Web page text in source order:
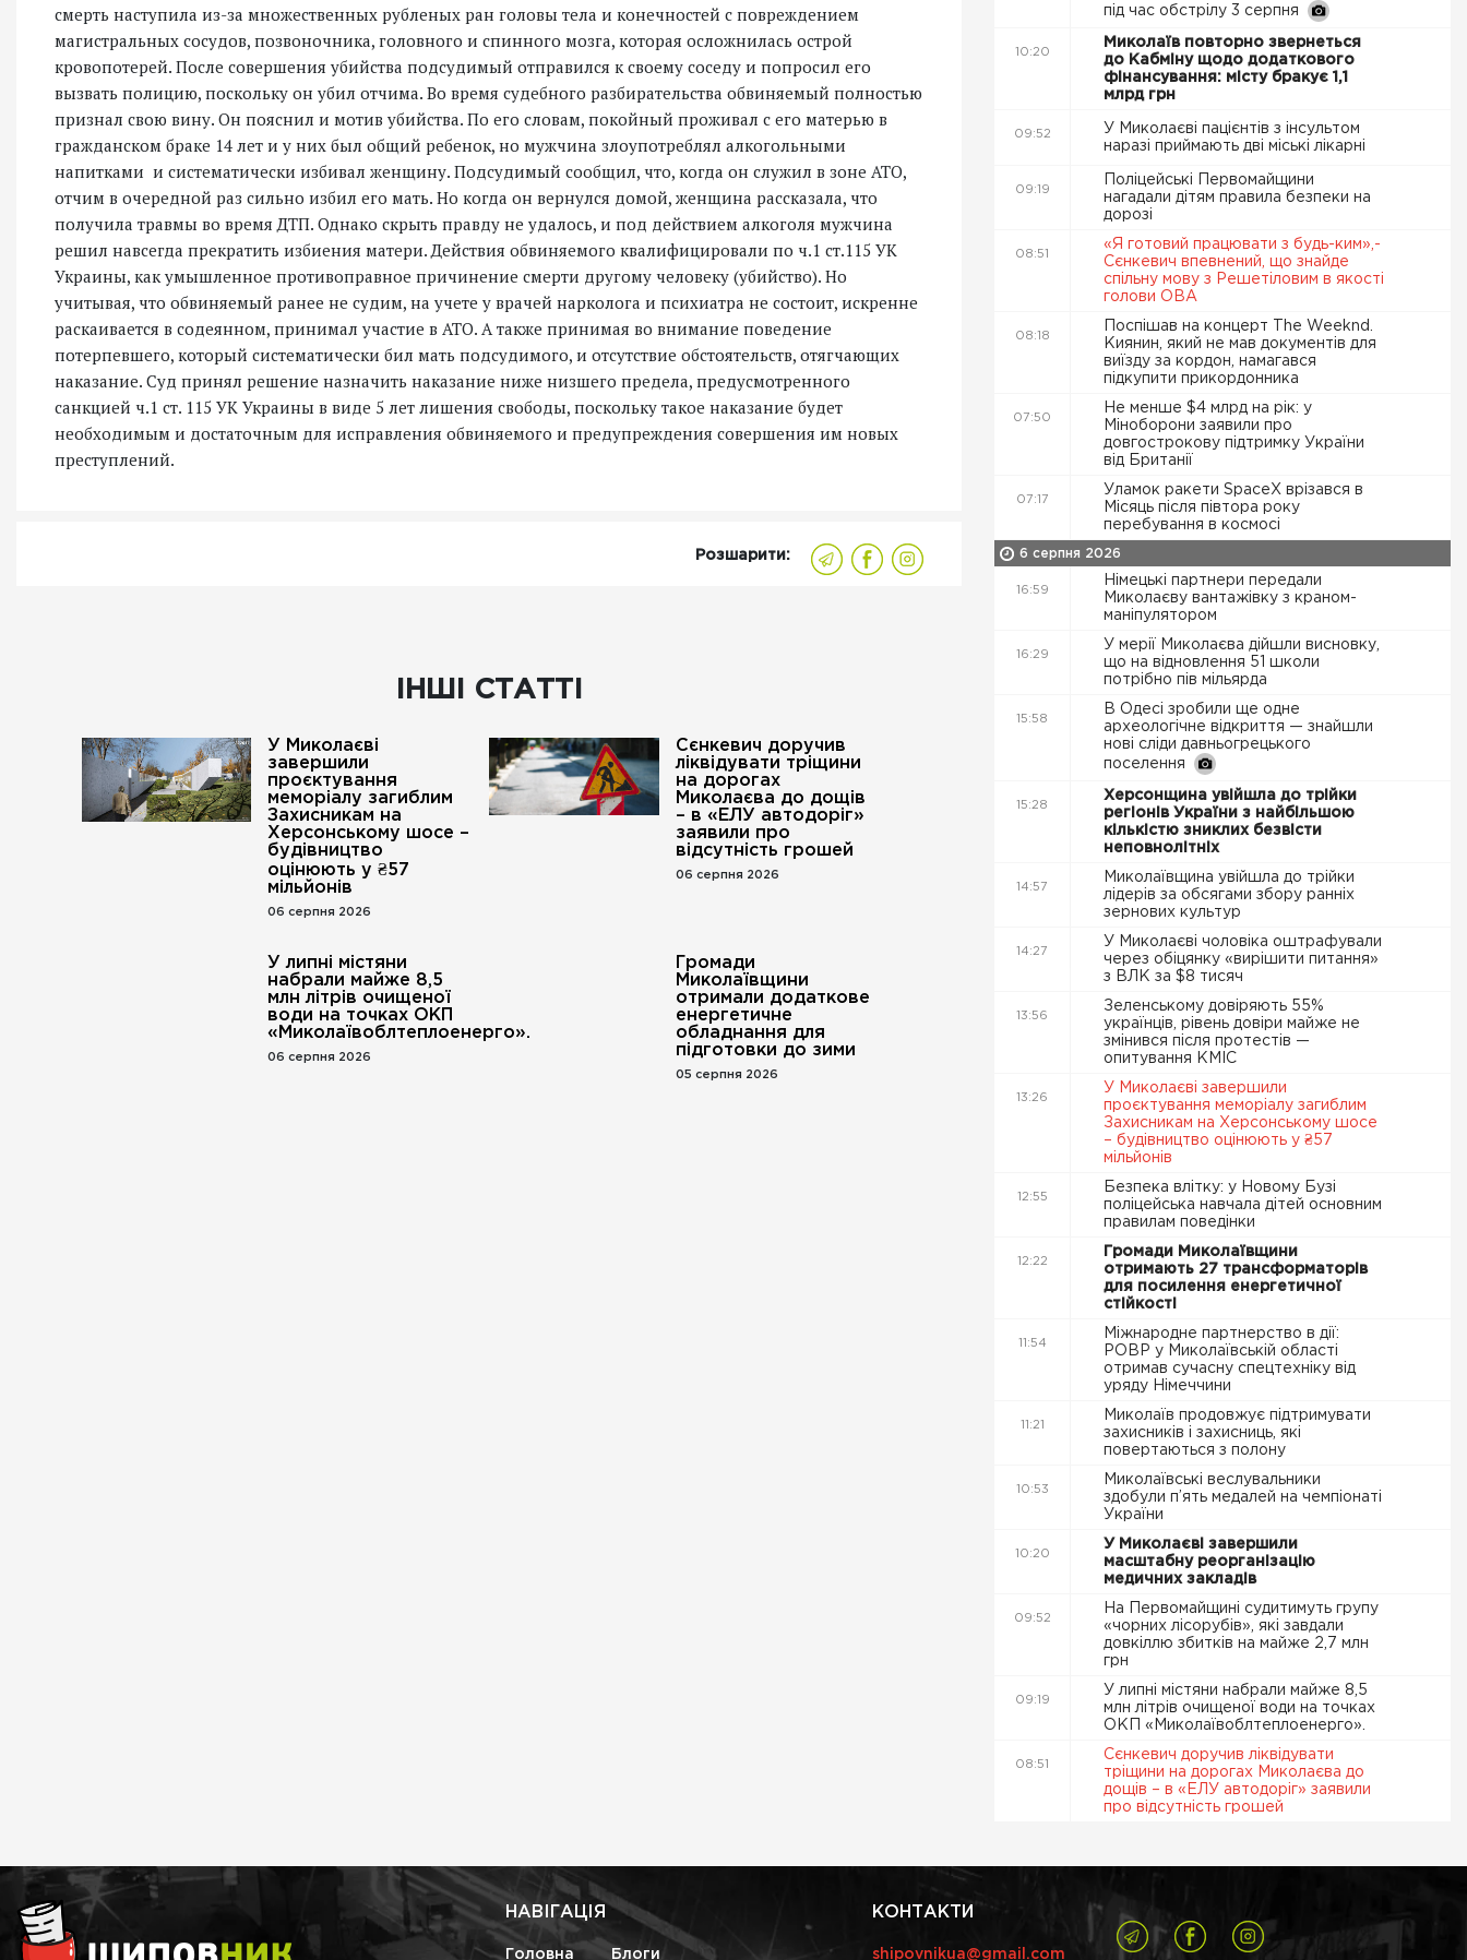
смерть наступила из-за множественных рубленых ран головы тела и конечностей с повреждением
магистральных сосудов, позвоночника, головного и спинного мозга, которая осложнилась острой
кровопотерей. После совершения убийства подсудимый отправился к своему соседу и попросил его
вызвать полицию, поскольку он убил отчима. Во время судебного разбирательства обвиняемый полностью
признал свою вину. Он пояснил и мотив убийства. По его словам, покойный проживал с его матерью в
гражданском браке 14 лет и у них был общий ребенок, но мужчина злоупотреблял алкогольными
напитками и систематически избивал женщину. Подсудимый сообщил, что, когда он служил в зоне АТО,
отчим в очередной раз сильно избил его мать. Но когда он вернулся домой, женщина рассказала, что
получила травмы во время ДТП. Однако скрыть правду не удалось, и под действием алкоголя мужчина
решил навсегда прекратить избиения матери. Действия обвиняемого квалифицировали по ч.1 ст.115 УК
Украины, как умышленное противоправное причинение смерти другому человеку (убийство). Но
учитывая, что обвиняемый ранее не судим, на учете у врачей нарколога и психиатра не состоит, искренне
раскаивается в содеянном, принимал участие в АТО. А также принимая во внимание поведение
потерпевшего, который систематически бил мать подсудимого, и отсутствие обстоятельств, отягчающих
наказание. Суд принял решение назначить наказание ниже низшего предела, предусмотренного
санкцией ч.1 ст. 115 УК Украины в виде 5 лет лишения свободы, поскольку такое наказание будет
необходимым и достаточным для исправления обвиняемого и предупреждения совершения им новых
преступлений.
Розшарити:
ІНШІ СТАТТІ
У Миколаєві
завершили
проєктування
меморіалу загиблим
Захисникам на
Херсонському шосе –
будівництво
оцінюють у ₴57
мільйонів
06 серпня 2026
Сєнкевич доручив
ліквідувати тріщини
на дорогах
Миколаєва до дощів
– в «ЕЛУ автодоріг»
заявили про
відсутність грошей
06 серпня 2026
У липні містяни
набрали майже 8,5
млн літрів очищеної
води на точках ОКП
«Миколаївоблтеплоенерго».
06 серпня 2026
Громади
Миколаївщини
отримали додаткове
енергетичне
обладнання для
підготовки до зими
05 серпня 2026
під час обстрілу 3 серпня
10:20
Миколаїв повторно звернеться
до Кабміну щодо додаткового
фінансування: місту бракує 1,1
млрд грн
09:52
У Миколаєві пацієнтів з інсультом
наразі приймають дві міські лікарні
09:19
Поліцейські Первомайщини
нагадали дітям правила безпеки на
дорозі
08:51
«Я готовий працювати з будь-ким»,-
Сєнкевич впевнений, що знайде
спільну мову з Решетіловим в якості
голови ОВА
08:18
Поспішав на концерт The Weeknd.
Киянин, який не мав документів для
виїзду за кордон, намагався
підкупити прикордонника
07:50
Не менше $4 млрд на рік: у
Міноборони заявили про
довгострокову підтримку України
від Британії
07:17
Уламок ракети SpaceX врізався в
Місяць після півтора року
перебування в космосі
6 серпня 2026
16:59
Німецькі партнери передали
Миколаєву вантажівку з краном-
маніпулятором
16:29
У мерії Миколаєва дійшли висновку,
що на відновлення 51 школи
потрібно пів мільярда
15:58
В Одесі зробили ще одне
археологічне відкриття — знайшли
нові сліди давньогрецького
поселення
15:28
Херсонщина увійшла до трійки
регіонів України з найбільшою
кількістю зниклих безвісти
неповнолітніх
14:57
Миколаївщина увійшла до трійки
лідерів за обсягами збору ранніх
зернових культур
14:27
У Миколаєві чоловіка оштрафували
через обіцянку «вирішити питання»
з ВЛК за $8 тисяч
13:56
Зеленському довіряють 55%
українців, рівень довіри майже не
змінився після протестів —
опитування КМІС
13:26
У Миколаєві завершили
проєктування меморіалу загиблим
Захисникам на Херсонському шосе
– будівництво оцінюють у ₴57
мільйонів
12:55
Безпека влітку: у Новому Бузі
поліцейська навчала дітей основним
правилам поведінки
12:22
Громади Миколаївщини
отримають 27 трансформаторів
для посилення енергетичної
стійкості
11:54
Міжнародне партнерство в дії:
РОВР у Миколаївській області
отримав сучасну спецтехніку від
уряду Німеччини
11:21
Миколаїв продовжує підтримувати
захисників і захисниць, які
повертаються з полону
10:53
Миколаївські веслувальники
здобули п’ять медалей на чемпіонаті
України
10:20
У Миколаєві завершили
масштабну реорганізацію
медичних закладів
09:52
На Первомайщині судитимуть групу
«чорних лісорубів», які завдали
довкіллю збитків на майже 2,7 млн
грн
09:19
У липні містяни набрали майже 8,5
млн літрів очищеної води на точках
ОКП «Миколаївоблтеплоенерго».
08:51
Сєнкевич доручив ліквідувати
тріщини на дорогах Миколаєва до
дощів – в «ЕЛУ автодоріг» заявили
про відсутність грошей
НАВІГАЦІЯ
Головна Блоги
КОНТАКТИ
shipovnikua@gmail.com